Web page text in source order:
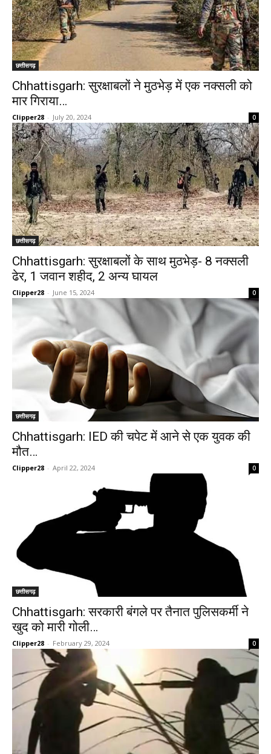
छत्तीसगढ़
Chhattisgarh: सुरक्षाबलों ने मुठभेड़ में एक नक्सली को
मार गिराया…
Clipper28 - July 20, 2024 0
छत्तीसगढ़
Chhattisgarh: सुरक्षाबलों के साथ मुठभेड़- 8 नक्सली
ढेर, 1 जवान शहीद, 2 अन्य घायल
Clipper28 - June 15, 2024 0
छत्तीसगढ़
Chhattisgarh: IED की चपेट में आने से एक युवक की
मौत…
Clipper28 - April 22, 2024 0
छत्तीसगढ़
Chhattisgarh: सरकारी बंगले पर तैनात पुलिसकर्मी ने
खुद को मारी गोली…
Clipper28 - February 29, 2024 0